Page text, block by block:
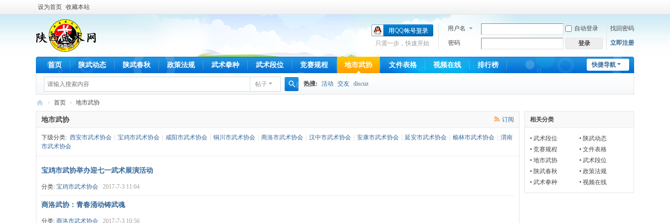
设为首页 收藏本站
用户名 自动登录 找回密码
密码 登录 立即注册
只需一步，快速开始
快捷导航
首页 陕武动态 陕武春秋 政策法规 武术拳种 武术段位 竞赛规程 地市武协 文件表格 视频在线 排行榜
帖子
索
热搜: 活动 交友 discuz
陕
武
网
› 首页 › 地市武协
订阅
地市武协
下级分类: 西安市武术协会 宝鸡市武术协会 咸阳市武术协会 铜川市武术协会 商洛市武术协会 汉中市武术协会 安康市武术协会 延安市武术协会 榆林市武术协会
渭南
市武术协会
宝鸡市武协举办迎七一武术展演活动
分类: 宝鸡市武术协会 2017-7-3 11:04
商洛武协：青春涌动铸武魂
分类: 商洛市武术协会 2017-7-3 10:56
相关分类
• 武术段位 • 陕武动态
• 竞赛规程 • 文件表格
• 地市武协 • 武术段位
• 陕武春秋 • 政策法规
• 武术拳种 • 视频在线